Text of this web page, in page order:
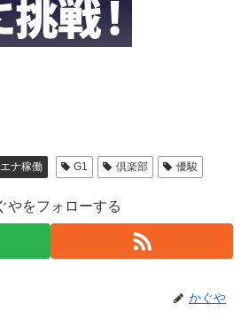
ナ稼働 G1 倶楽部 優駿
やをフォローする
かぐや